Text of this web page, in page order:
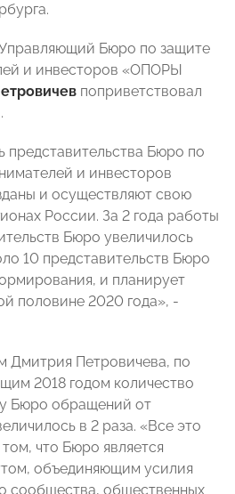
Бюро по защите
и инвесторов «ОПОРЫ
поприветствовал
представительства Бюро по
и инвесторов
и осуществляют свою
России. За 2 года работы
Бюро увеличилось
10 представительств Бюро
и планирует
половине 2020 года», -
Дмитрия Петровичева, по
2018 годом количество
Бюро обращений от
в 2 раза. «Все это
что Бюро является
объединяющим усилия
сообщества, общественных